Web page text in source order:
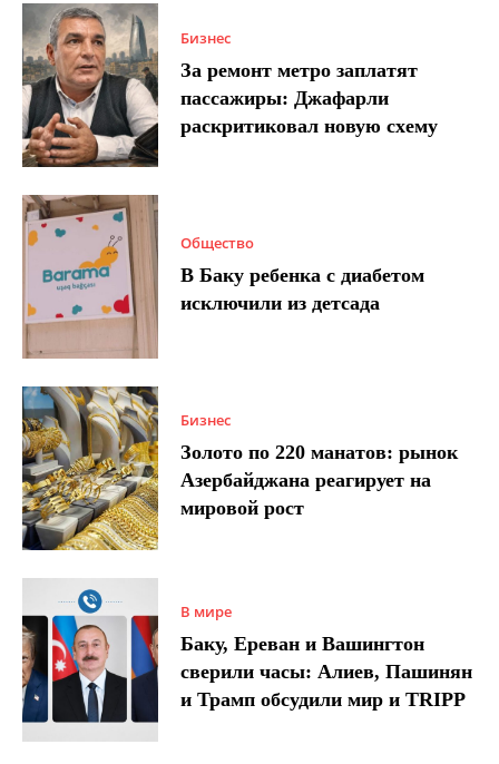
Бизнес
За ремонт метро заплатят
пассажиры: Джафарли
раскритиковал новую схему
Общество
В Баку ребенка с диабетом
исключили из детсада
Бизнес
Золото по 220 манатов: рынок
Азербайджана реагирует на
мировой рост
В мире
Баку, Ереван и Вашингтон
сверили часы: Алиев, Пашинян
и Трамп обсудили мир и TRIPP